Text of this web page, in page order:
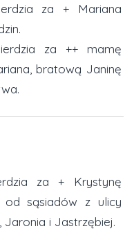
za + Mariana
za ++ mamę
bratową Janinę
za + Krystynę
od sąsiadów z ulicy
Jaronia i Jastrzębiej.